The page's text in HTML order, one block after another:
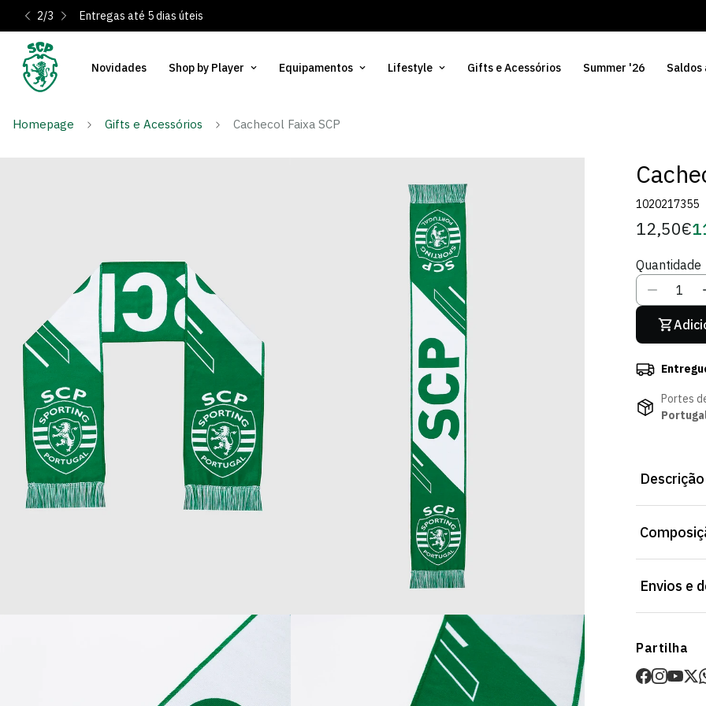
Entregas até 5 dias úteis
2/3
Novidades Shop by Player Equipamentos Lifestyle Gifts e Acessórios Summer '26 Saldos
Homepage Gifts e Acessórios Cachecol Faixa SCP
1020217355
Preço
12,50€
Quantidade
Portes
Descrição
resistente,
Envios e
Prazo
O valor dos
Partilha